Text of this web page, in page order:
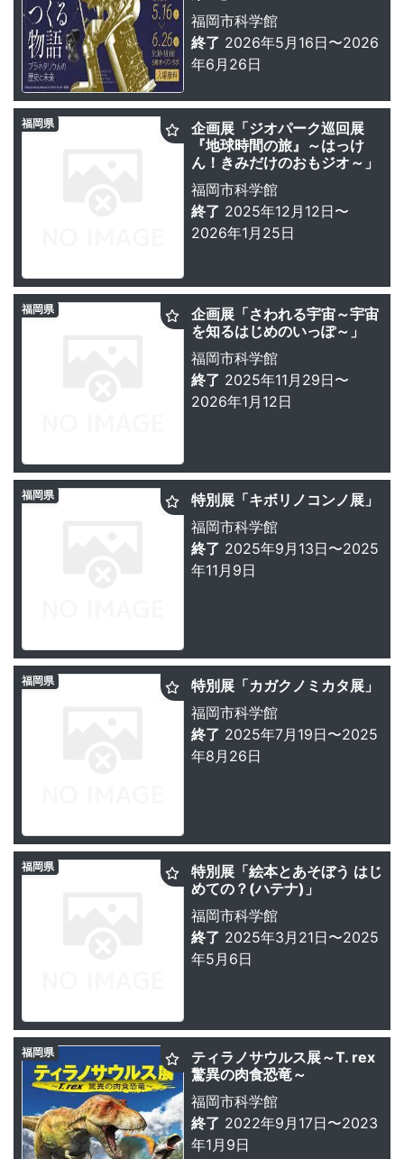
福岡市科学館
終了 2026年5月16日〜2026
年6月26日
企画展「ジオパーク巡回展
『地球時間の旅』～はっけ
ん！きみだけのおもジオ～」
福岡市科学館
終了 2025年12月12日〜
2026年1月25日
福岡県
企画展「さわれる宇宙～宇宙
を知るはじめのいっぽ～」
福岡市科学館
終了 2025年11月29日〜
2026年1月12日
福岡県
特別展「キボリノコンノ展」
福岡市科学館
終了 2025年9月13日〜2025
年11月9日
福岡県
特別展「カガクノミカタ展」
福岡市科学館
終了 2025年7月19日〜2025
年8月26日
福岡県
特別展「絵本とあそぼう はじ
めての？(ハテナ)」
福岡市科学館
終了 2025年3月21日〜2025
年5月6日
福岡県
ティラノサウルス展～T. rex
驚異の肉食恐竜～
福岡市科学館
終了 2022年9月17日〜2023
年1月9日
福岡県